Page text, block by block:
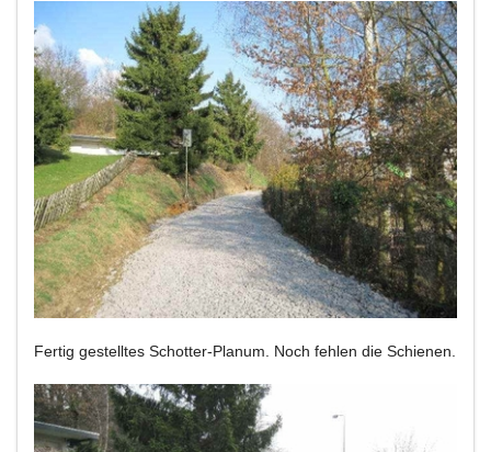
Fertig gestelltes Schotter-Planum. Noch fehlen die Schienen.